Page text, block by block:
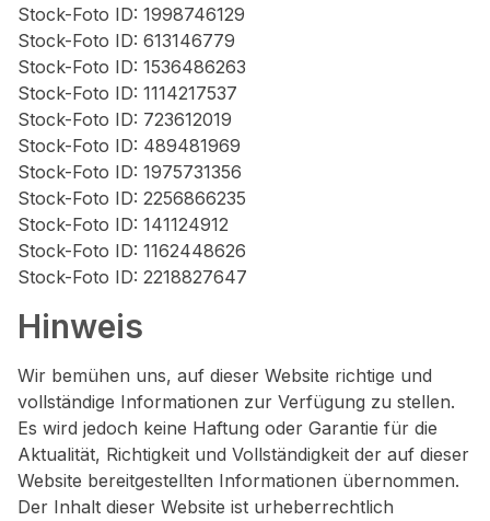
Stock-Foto ID: 1998746129
Stock-Foto ID: 613146779
Stock-Foto ID: 1536486263
Stock-Foto ID: 1114217537
Stock-Foto ID: 723612019
Stock-Foto ID: 489481969
Stock-Foto ID: 1975731356
Stock-Foto ID: 2256866235
Stock-Foto ID: 141124912
Stock-Foto ID: 1162448626
Stock-Foto ID: 2218827647
Hinweis
Wir bemühen uns, auf dieser Website richtige und
vollständige Informationen zur Verfügung zu stellen.
Es wird jedoch keine Haftung oder Garantie für die
Aktualität, Richtigkeit und Vollständigkeit der auf dieser
Website bereitgestellten Informationen übernommen.
Der Inhalt dieser Website ist urheberrechtlich